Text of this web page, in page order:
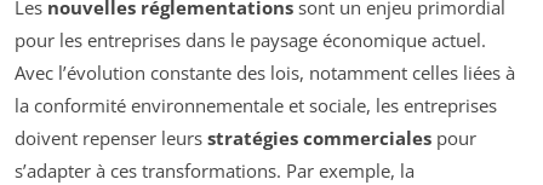
Les nouvelles réglementations sont un enjeu primordial
pour les entreprises dans le paysage économique actuel.
Avec l’évolution constante des lois, notamment celles liées à
la conformité environnementale et sociale, les entreprises
doivent repenser leurs stratégies commerciales pour
s’adapter à ces transformations. Par exemple, la